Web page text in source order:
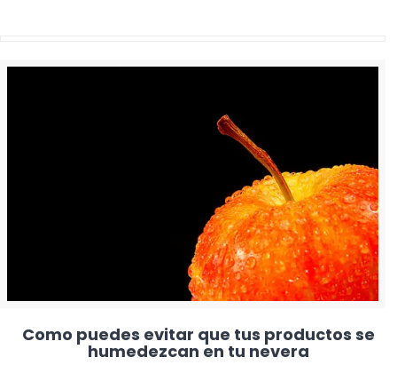
Como puedes evitar que tus productos se
humedezcan en tu nevera